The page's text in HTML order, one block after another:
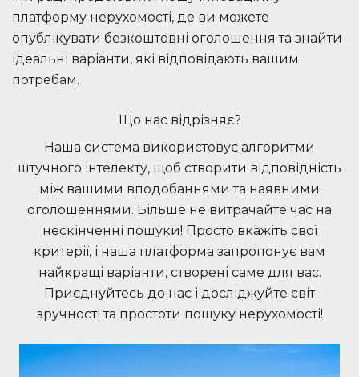
платформу нерухомості, де ви можете
опублікувати безкоштовні оголошення та знайти
ідеальні варіанти, які відповідають вашим
потребам.
Що нас відрізняє?
Наша система використовує алгоритми
штучного інтелекту, щоб створити відповідність
між вашими вподобаннями та наявними
оголошеннями. Більше не витрачайте час на
нескінченні пошуки! Просто вкажіть свої
критерії, і наша платформа запропонує вам
найкращі варіанти, створені саме для вас.
Приєднуйтесь до нас і досліджуйте світ
зручності та простоти пошуку нерухомості!